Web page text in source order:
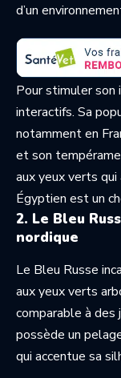
d’un
Pour stimuler son
interactifs. Sa
notamment en
et son
aux yeux verts
Égyptien est un
2. Le Bleu
nordique
Le Bleu Russe
aux yeux verts
comparable à des
possède un
qui accentue sa